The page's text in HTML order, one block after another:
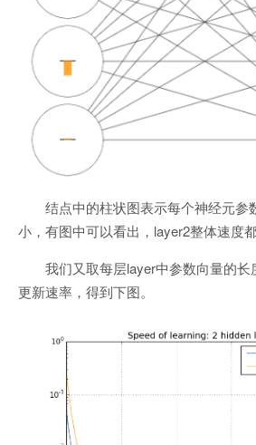
结点中的柱状图表示每个神经元参
小，有图中可以看出，layer2整体速度
我们又取每层layer中参数向量的
更新速率，得到下图。